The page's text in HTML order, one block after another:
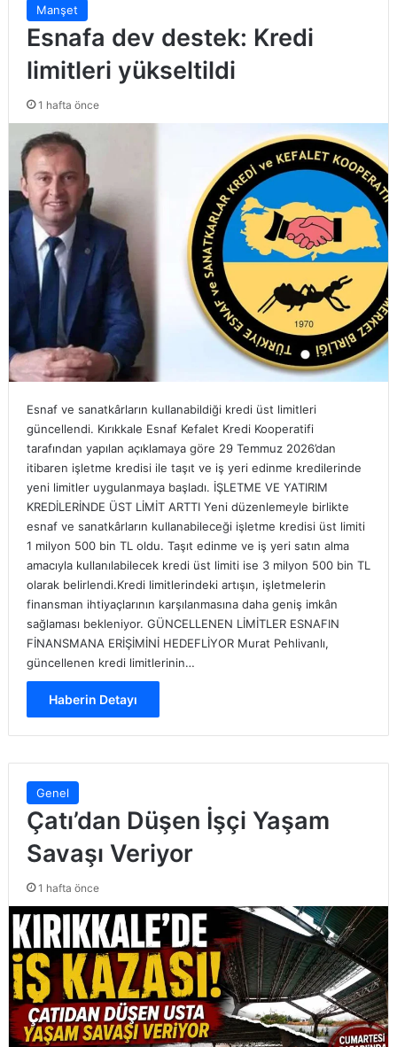
Manşet
Esnafa dev destek: Kredi
limitleri yükseltildi
1 hafta önce
Esnaf ve sanatkârların kullanabildiği kredi üst limitleri
güncellendi. Kırıkkale Esnaf Kefalet Kredi Kooperatifi
tarafından yapılan açıklamaya göre 29 Temmuz 2026’dan
itibaren işletme kredisi ile taşıt ve iş yeri edinme kredilerinde
yeni limitler uygulanmaya başladı. İŞLETME VE YATIRIM
KREDİLERİNDE ÜST LİMİT ARTTI Yeni düzenlemeyle birlikte
esnaf ve sanatkârların kullanabileceği işletme kredisi üst limiti
1 milyon 500 bin TL oldu. Taşıt edinme ve iş yeri satın alma
amacıyla kullanılabilecek kredi üst limiti ise 3 milyon 500 bin TL
olarak belirlendi.Kredi limitlerindeki artışın, işletmelerin
finansman ihtiyaçlarının karşılanmasına daha geniş imkân
sağlaması bekleniyor. GÜNCELLENEN LİMİTLER ESNAFIN
FİNANSMANA ERİŞİMİNİ HEDEFLİYOR Murat Pehlivanlı,
güncellenen kredi limitlerinin…
Haberin Detayı
Genel
Çatı’dan Düşen İşçi Yaşam
Savaşı Veriyor
1 hafta önce